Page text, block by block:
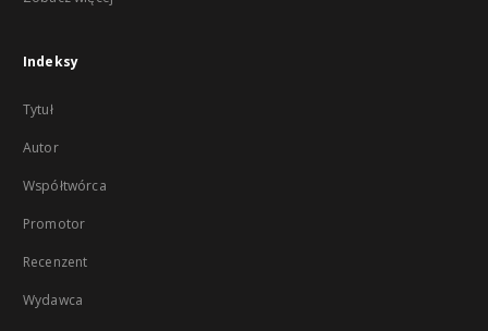
Indeksy
Tytuł
Autor
Współtwórca
Promotor
Recenzent
Wydawca